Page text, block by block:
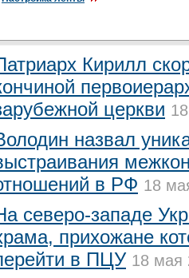
Кирилл
церкви
назвал
в РФ 18
северо-западе
прихожане
в ПЦУ 18 мая